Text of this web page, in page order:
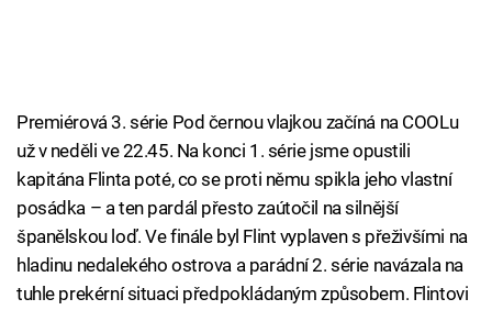
Premiérová 3. série Pod černou vlajkou začíná na COOLu
už v neděli ve 22.45. Na konci 1. série jsme opustili
kapitána Flinta poté, co se proti němu spikla jeho vlastní
posádka – a ten pardál přesto zaútočil na silnější
španělskou loď. Ve finále byl Flint vyplaven s přeživšími na
hladinu nedalekého ostrova a parádní 2. série navázala na
tuhle prekérní situaci předpokládaným způsobem. Flintovi